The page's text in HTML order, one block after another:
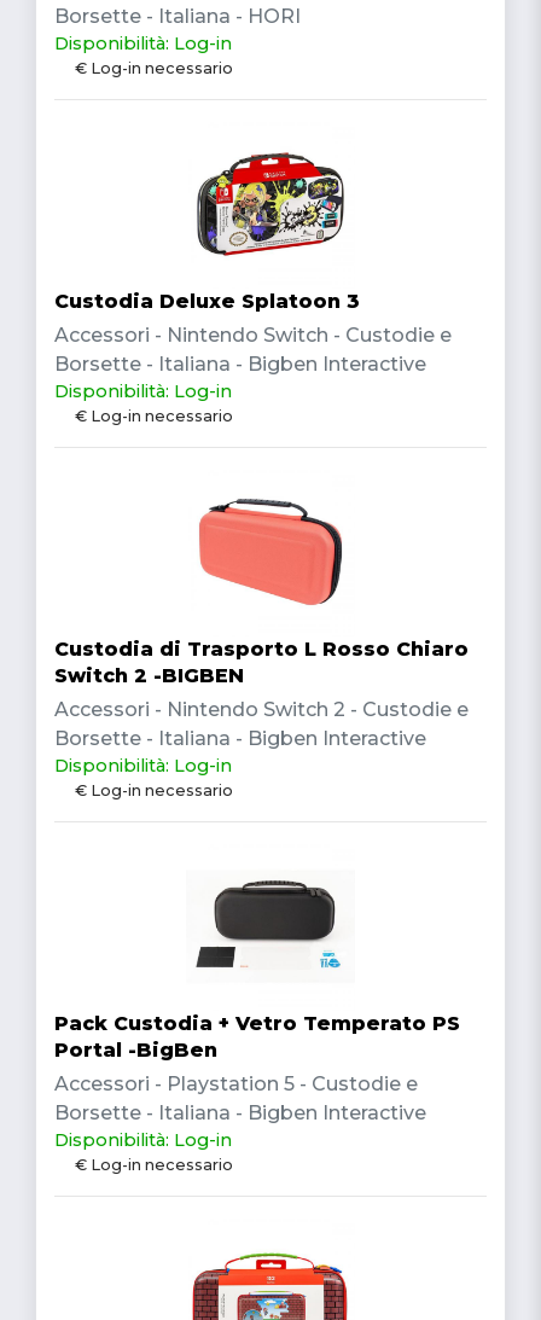
Borsette - Italiana - HORI
Disponibilità: Log-in
€ Log-in necessario
Custodia Deluxe Splatoon 3
Accessori - Nintendo Switch - Custodie e
Borsette - Italiana - Bigben Interactive
Disponibilità: Log-in
€ Log-in necessario
Custodia di Trasporto L Rosso Chiaro
Switch 2 -BIGBEN
Accessori - Nintendo Switch 2 - Custodie e
Borsette - Italiana - Bigben Interactive
Disponibilità: Log-in
€ Log-in necessario
Pack Custodia + Vetro Temperato PS
Portal -BigBen
Accessori - Playstation 5 - Custodie e
Borsette - Italiana - Bigben Interactive
Disponibilità: Log-in
€ Log-in necessario